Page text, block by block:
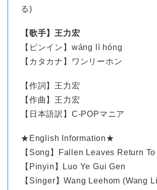
る)
【歌手】王力宏
【ピンイン】 wáng lì hóng
【カタカナ】ワンリーホン
【作詞】王力宏
【作曲】王力宏
【日本語訳】C-POPマニア
★English Information★
【Song】Fallen Leaves Return
【Pinyin】Luo Ye Gui Gen
【Singer】Wang Leehom (Wang